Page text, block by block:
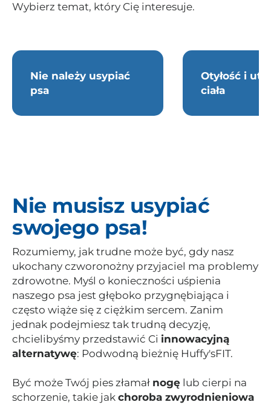
Wybierz temat, który Cię interesuje.
Nie należy usypiać
psa
Otyłość i
ciała
Nie musisz usypiać
swojego psa!
Rozumiemy, jak trudne może być, gdy nasz
ukochany czworonożny przyjaciel ma problemy
zdrowotne. Myśl o konieczności uśpienia
naszego psa jest głęboko przygnębiająca i
często wiąże się z ciężkim sercem. Zanim
jednak podejmiesz tak trudną decyzję,
chcielibyśmy przedstawić Ci innowacyjną
alternatywę: Podwodną bieżnię Huffy'sFIT.
Być może Twój pies złamał nogę lub cierpi na
schorzenie, takie jak choroba zwyrodnieniowa